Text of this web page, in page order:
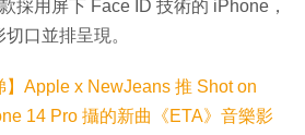
採用屏下 Face ID 技術的 iPhone，
口並排呈現。
】Apple x NewJeans 推 Shot on
14 Pro 攝的新曲《ETA》音樂影